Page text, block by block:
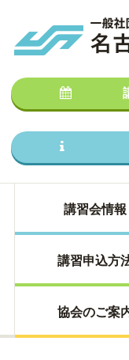
講習会情報
講習申込方
協会のご案